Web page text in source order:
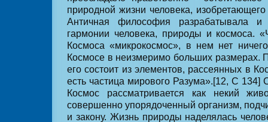
природной жизни человека,
Античная философия разрабатывала и
гармонии человека, природы и космоса.
Космоса «микрокосмос», в нем нет
Космосе в неизмеримо больших размерах.
его состоит из элементов, рассеянных в
есть частица мирового Разума».[12, С 134]
Космос рассматривается как некий
совершенно упорядоченный организм,
и закону. Жизнь природы наделялась